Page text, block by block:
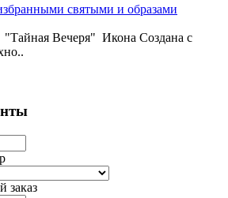
святыми и образами
Вечеря" Икона Создана с
заказ